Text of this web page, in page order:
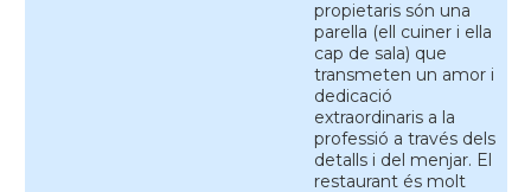
propietaris són una
parella (ell cuiner i ella
cap de sala) que
transmeten un amor i
dedicació
extraordinaris a la
professió a través dels
detalls i del menjar. El
restaurant és molt